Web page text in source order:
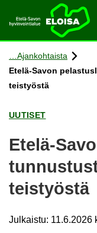
Etusi­vu
Siir­ry si­säl­töön
Ajan­koh­tais­ta
Etelä-​Savon
teis­työs­tä
UU­TI­SET
Etelä-​
teis­työs­tä
Julkaistu: 11.6.2026